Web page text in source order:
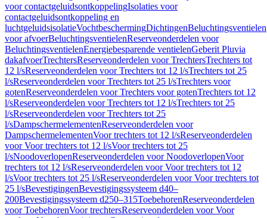
voor contactgeluidsontkoppelingIsolaties voor
contactgeluidsontkoppeling en
luchtgeluidsisolatieVochtbeschermingDichtingenBeluchtingsventielen
voor afvoerBeluchtingsventielenReserveonderdelen voor
BeluchtingsventielenEnergiebesparende ventielenGeberit Pluvia
dakafvoerTrechtersReserveonderdelen voor TrechtersTrechters tot
12 l/sReserveonderdelen voor Trechters tot 12 l/sTrechters tot 25
l/sReserveonderdelen voor Trechters tot 25 l/sTrechters voor
gotenReserveonderdelen voor Trechters voor gotenTrechters tot 12
l/sReserveonderdelen voor Trechters tot 12 l/sTrechters tot 25
l/sReserveonderdelen voor Trechters tot 25
l/sDampschermelementenReserveonderdelen voor
DampschermelementenVoor trechters tot 12 l/sReserveonderdelen
voor Voor trechters tot 12 l/sVoor trechters tot 25
l/sNoodoverlopenReserveonderdelen voor NoodoverlopenVoor
trechters tot 12 l/sReserveonderdelen voor Voor trechters tot 12
l/sVoor trechters tot 25 l/sReserveonderdelen voor Voor trechters tot
25 l/sBevestigingenBevestigingssysteem d40–
200Bevestigingssysteem d250–315ToebehorenReserveonderdelen
voor ToebehorenVoor trechtersReserveonderdelen voor Voor